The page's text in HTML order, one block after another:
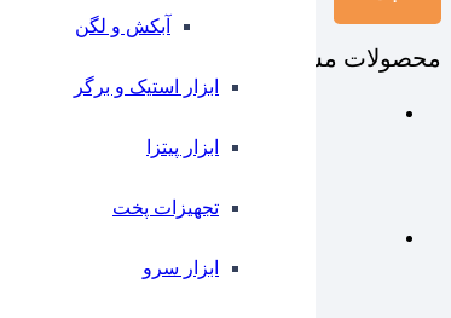
آبکش و لگن
ابزار استیک و برگر
ابزار پیتزا
تجهیزات پخت
ابزار سرو
محصولات مشابه